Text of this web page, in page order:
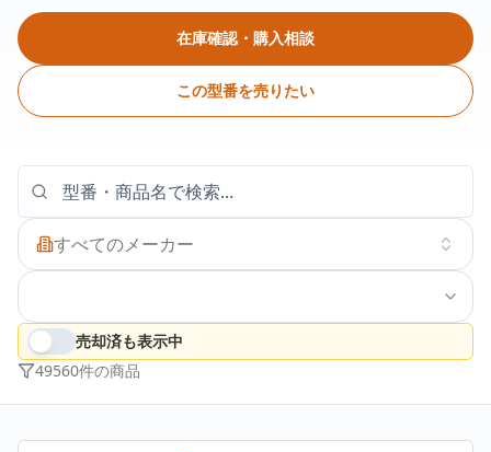
在庫確認・購入相談
この型番を売りたい
すべてのメーカー
売却済も表示中
49560件の商品